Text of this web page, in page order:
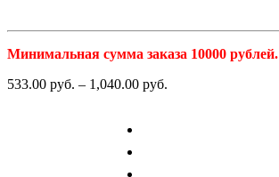
Минимальная сумма заказа 10000 рублей.
533.00 руб. – 1,040.00 руб.